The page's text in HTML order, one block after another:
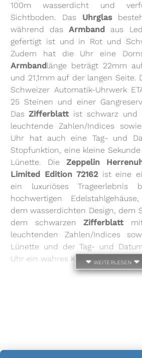
100m wasserdicht und
Sichtboden. Das Uhrglas
während dasArmband
aus
gefertigt ist und in Rot und
Zudem hat die Uhr eine
Armband länge beträgt 22mm
und 21,1mm auf der langen Seite.
Schweizer Automatik-Uhrwerk
25 Steinen und einer
DasZifferblatt ist schwarz und
leuchtende Zahlen/Indices
Uhr hat auch eine Tag- und
Stopfunktion, eine kleine
Lünette. DieZeppelin
Limited Edition 72162 ist eine
ein luxuriöses Trageerlebnis
hochwertigen
dem wasserdichten Design, dem
dem schwarzenZifferblatt
leuchtenden Zahlen/Indices
Lünette und der Tag- und
Uhr ein wahres Kunstwerk.weiterlesen